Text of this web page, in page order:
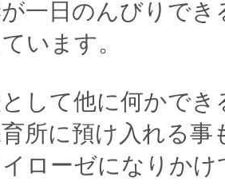
一日のんびりで
います。
して他に何かで
所に預け入れる事
イローゼになりか